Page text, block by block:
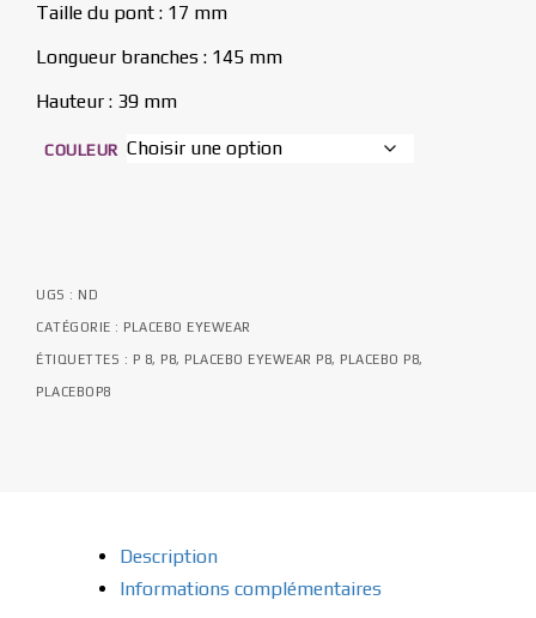
Taille du pont : 17 mm
Longueur branches : 145 mm
Hauteur : 39 mm
COULEUR
UGS : ND
CATÉGORIE : PLACEBO EYEWEAR
ÉTIQUETTES : P 8, P8, PLACEBO EYEWEAR P8, PLACEBO P8,
PLACEBOP8
Description
Informations complémentaires